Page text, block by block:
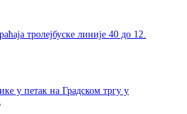
тролејбуске линије 40 до 12.
у петак на Градском тргу у